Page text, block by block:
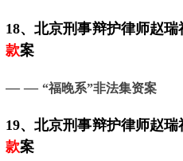
18、北京刑事辩护律师赵瑞
款案
— — “福晚系”非法集资案
19、北京刑事辩护律师赵瑞
款案